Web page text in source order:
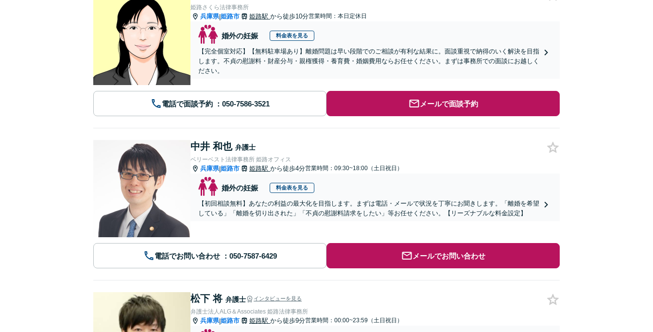
姫路さくら法律事務所
兵庫県|姫路市 姫路駅 から徒歩10分営業時間：本日定休日
婚外の妊娠 料金表を見る
【完全個室対応】【無料駐車場あり】離婚問題は早い段階でのご相談が有利な結果に。面談重視で納得のいく解決を目指
します。不貞の慰謝料・財産分与・親権獲得・養育費・婚姻費用ならお任せください。まずは事務所での面談にお越しく
ださい。
電話で面談予約 メールで面談予約
中井 和也 弁護士
ベリーベスト法律事務所 姫路オフィス
兵庫県|姫路市 姫路駅 から徒歩4分営業時間：09:30~18:00（土日祝日）
婚外の妊娠 料金表を見る
【初回相談無料】あなたの利益の最大化を目指します。まずは電話・メールで状況を丁寧にお聞きします。「離婚を希望
している」「離婚を切り出された」「不貞の慰謝料請求をしたい」等お任せください。【リーズナブルな料金設定】
電話でお問い合わせ メールでお問い合わせ
松下 将 弁護士 インタビューを見る
弁護士法人ALG＆Associates 姫路法律事務所
兵庫県|姫路市 姫路駅 から徒歩9分営業時間：00:00~23:59（土日祝日）